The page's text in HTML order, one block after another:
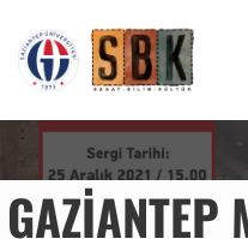
SANAT BILIM
GAZIANTEP